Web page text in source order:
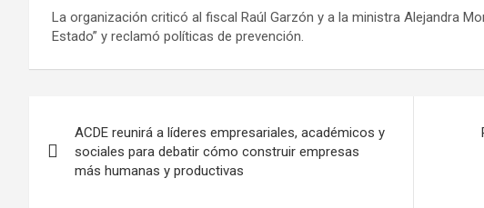
La organización criticó al fiscal Raúl Garzón y a la ministra Alejandra
Estado” y reclamó políticas de prevención.
de
ACDE reunirá a líderes empresariales, académicos y
sociales para debatir cómo construir empresas
más humanas y productivas